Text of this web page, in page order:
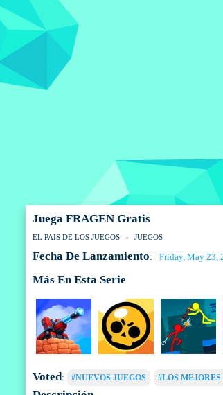
Juega FRAGEN Gratis
EL PAIS DE LOS JUEGOS JUEGOS
Fecha De Lanzamiento: Friday, May 23,
Más En Esta Serie
Voted: #NUEVOS JUEGOS #LOS MEJORES